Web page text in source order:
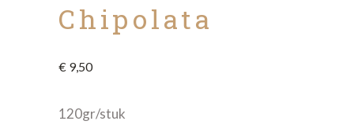
Chipolata
€ 9,50
120gr/stuk